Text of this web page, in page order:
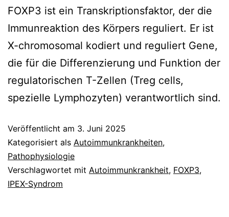
FOXP3 ist ein Transkriptionsfaktor, der die
Immunreaktion des Körpers reguliert. Er ist
X-chromosomal kodiert und reguliert Gene,
die für die Differenzierung und Funktion der
regulatorischen T-Zellen (Treg cells,
spezielle Lymphozyten) verantwortlich sind.
Veröffentlicht am 3. Juni 2025
Kategorisiert als Autoimmunkrankheiten,
Pathophysiologie
Verschlagwortet mit Autoimmunkrankheit, FOXP3,
IPEX-Syndrom